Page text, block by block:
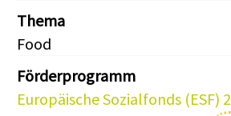
Thema
Food
Förderprogramm
Europäische Sozialfonds (ESF)